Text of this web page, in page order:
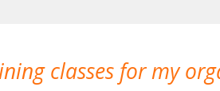
classes for my